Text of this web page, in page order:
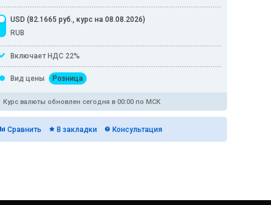
USD (82.1665 руб., курс на 08.08.2026)
RUB
Включает НДС 22%
Вид цены Розница
Курс валюты обновлен сегодня в 00:00 по МСК
Сравнить В закладки Консультация